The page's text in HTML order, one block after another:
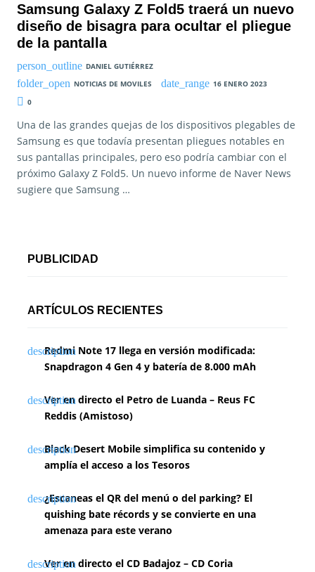
Samsung Galaxy Z Fold5 traerá un nuevo
diseño de bisagra para ocultar el pliegue
de la pantalla
DANIEL GUTIÉRREZ
NOTICIAS DE MOVILES
16 ENERO 2023
0
Una de las grandes quejas de los dispositivos plegables de
Samsung es que todavía presentan pliegues notables en
sus pantallas principales, pero eso podría cambiar con el
próximo Galaxy Z Fold5. Un nuevo informe de Naver News
sugiere que Samsung …
PUBLICIDAD
ARTÍCULOS RECIENTES
Redmi Note 17 llega en versión modificada:
Snapdragon 4 Gen 4 y batería de 8.000 mAh
Ver en directo el Petro de Luanda – Reus FC
Reddis (Amistoso)
Black Desert Mobile simplifica su contenido y
amplía el acceso a los Tesoros
¿Escaneas el QR del menú o del parking? El
quishing bate récords y se convierte en una
amenaza para este verano
Ver en directo el CD Badajoz – CD Coria